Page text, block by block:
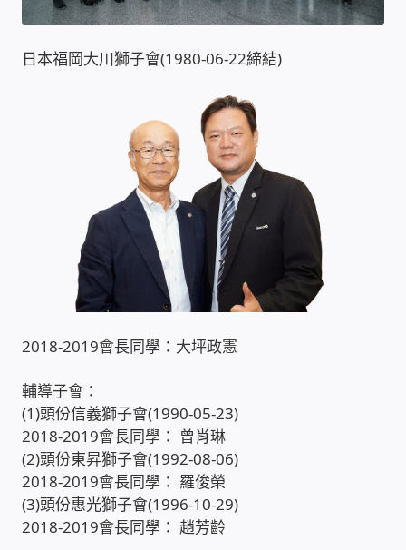
網路 到府檢測 連線設定
光纖網路
TP-Link TAIWAN(普聯技術)
PHP程式設計
網路 工具 軟體 手冊
監視器安裝維修
監視器DIY
防盜保全-安防設備
昇銳電子(HI SHARP)智慧科技
鎧鋒企業(KCA)智能監視系統
日本福岡大川獅子會(1980-06-22締結)
2018-2019會長同學：大坪政憲
輔導子會：
(1)頭份信義獅子會(1990-05-23)
2018-2019會長同學： 曾肖琳
(2)頭份東昇獅子會(1992-08-06)
2018-2019會長同學： 羅俊榮
(3)頭份惠光獅子會(1996-10-29)
2018-2019會長同學： 趙芳齡